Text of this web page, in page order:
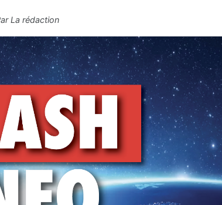
La rédaction